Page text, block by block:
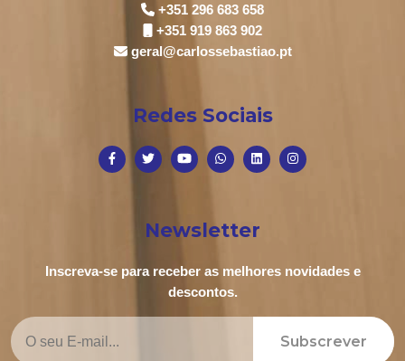
+351 296 683 658
+351 919 863 902
geral@carlossebastiao.pt
Redes Sociais
Newsletter
Inscreva-se para receber as melhores novidades e
descontos.
Subscrever